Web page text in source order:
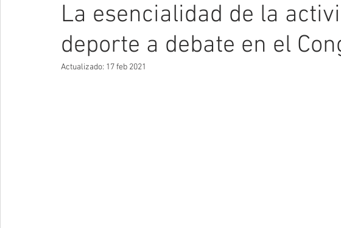
La esencialidad de la
deporte a debate en el
Actualizado: 17 feb 2021